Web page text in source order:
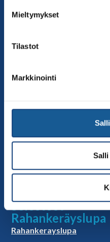
Mieltymykset
Tilastot
Markkinointi
Linkkejä
Selosteet
Rahankeräyslupa
Rahankerayslupa